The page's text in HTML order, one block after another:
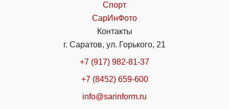
Спорт
СарИнФото
Контакты
г. Саратов, ул. Горького, 21
+7 (917) 982-81-37
+7 (8452) 659-600
info@sarinform.ru